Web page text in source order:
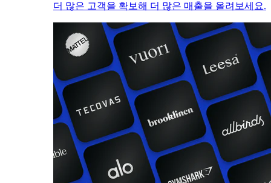
더 많은 고객을 확보해 더 많은 매출을 올려보세요.